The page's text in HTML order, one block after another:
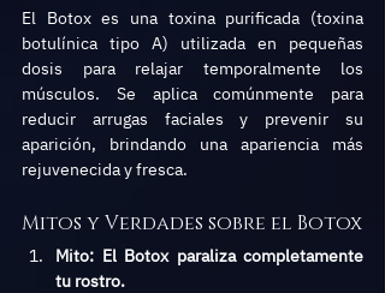
El Botox es una toxina purificada (toxina
botulínica tipo A) utilizada en pequeñas
dosis para relajar temporalmente los
músculos. Se aplica comúnmente para
reducir arrugas faciales y prevenir su
aparición, brindando una apariencia más
rejuvenecida y fresca.
Mitos y Verdades sobre el Botox
Mito: El Botox paraliza completamente
tu rostro.